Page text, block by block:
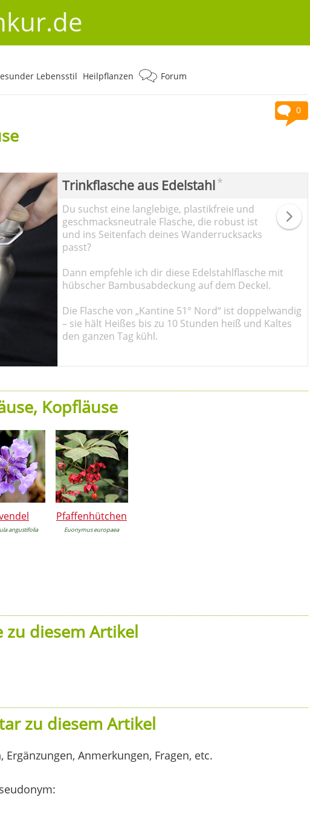
Lebensstil Heilpflanzen Forum
0
Trinkflasche aus Edelstahl*
Du suchst eine langlebige, plastikfreie und
geschmacksneutrale Flasche, die robust ist
und ins Seitenfach deines Wanderrucksacks
passt?
Dann empfehle ich dir diese Edelstahlflasche mit
hübscher Bambusabdeckung auf dem Deckel.
Die Flasche von „Kantine 51° Nord“ ist doppelwandig
– sie hält Heißes bis zu 10 Stunden heiß und Kaltes
den ganzen Tag kühl.
Kopfläuse
angustifolia
Pfaffenhütchen
Euonymus europaea
zu diesem Artikel
zu diesem Artikel
Ergänzungen, Anmerkungen, Fragen, etc.